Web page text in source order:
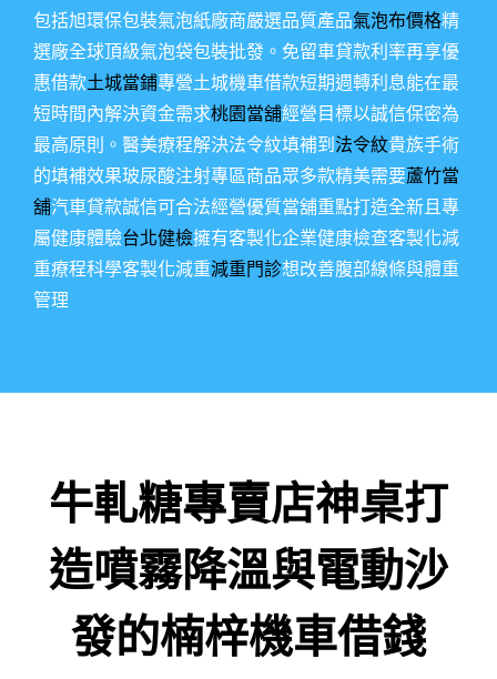
包括旭環保包裝氣泡紙廠商嚴選品質產品氣泡布價格精
選廠全球頂級氣泡袋包裝批發。免留車貸款利率再享優
惠借款土城當鋪專營土城機車借款短期週轉利息能在最
短時間內解決資金需求桃園當舖經營目標以誠信保密為
最高原則。醫美療程解決法令紋填補到 法令紋貴族手術
的填補效果玻尿酸注射專區商品眾多款精美需要蘆竹當
舖汽車貸款誠信可合法經營優質當舖重點打造全新且專
屬健康體驗台北健檢擁有客製化企業健康檢查客製化減
重療程科學客製化減重減重門診想改善腹部線條與體重
管理
牛軋糖專賣店神桌打
造噴霧降溫與電動沙
發的楠梓機車借錢